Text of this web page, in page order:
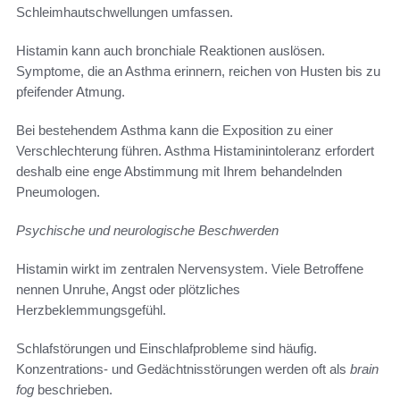
Schleimhautschwellungen umfassen.
Histamin kann auch bronchiale Reaktionen auslösen.
Symptome, die an Asthma erinnern, reichen von Husten bis zu
pfeifender Atmung.
Bei bestehendem Asthma kann die Exposition zu einer
Verschlechterung führen. Asthma Histaminintoleranz erfordert
deshalb eine enge Abstimmung mit Ihrem behandelnden
Pneumologen.
Psychische und neurologische Beschwerden
Histamin wirkt im zentralen Nervensystem. Viele Betroffene
nennen Unruhe, Angst oder plötzliches
Herzbeklemmungsgefühl.
Schlafstörungen und Einschlafprobleme sind häufig.
Konzentrations- und Gedächtnisstörungen werden oft als brain
fog beschrieben.